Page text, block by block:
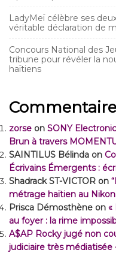
LadyMeï célèbre ses
véritable déclaration de
Concours National des
tribune pour révéler la
haïtiens
zorse on SONY
Brun à travers
SAINTILUS Bélinda on
Écrivains Émergents :
Shadrack ST-VICTOR on
métrage haïtien au
Prisca Démosthène on «
au foyer : la rime
A$AP Rocky jugé non
judiciaire très